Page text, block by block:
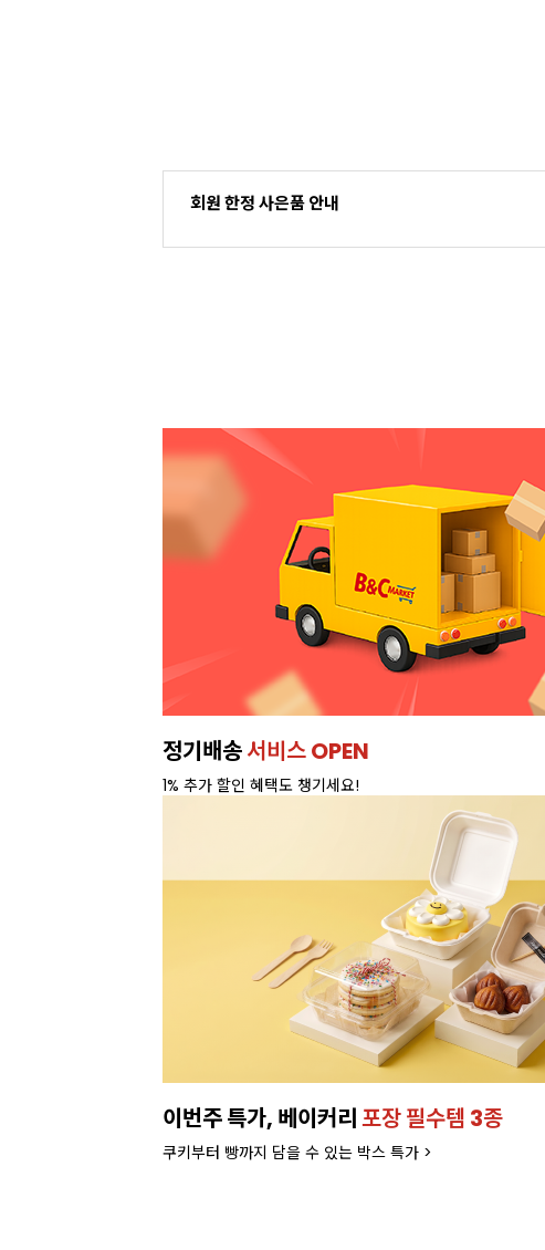
회원 한정 사은품 안내
정기배송서비스 OPEN
1% 추가 할인 혜택도 챙기세요!
이번주 특가, 베이커리포장 필수템 3종
쿠키부터 빵까지 담을 수 있는 박스 특가 >